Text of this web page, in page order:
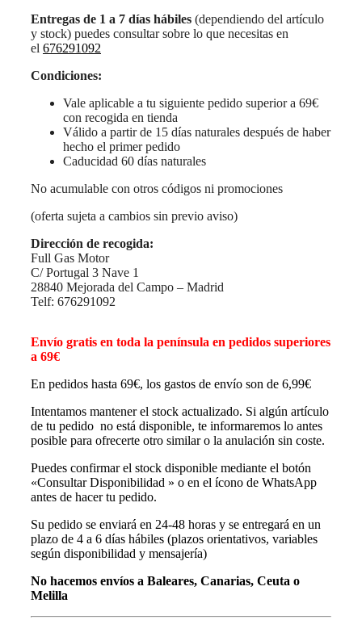
Entregas de 1 a 7 días hábiles (dependiendo del artículo
y stock) puedes consultar sobre lo que necesitas en
el 676291092
Condiciones:
Vale aplicable a tu siguiente pedido superior a 69€
con recogida en tienda
Válido a partir de 15 días naturales después de haber
hecho el primer pedido
Caducidad 60 días naturales
No acumulable con otros códigos ni promociones
(oferta sujeta a cambios sin previo aviso)
Dirección de recogida:
Full Gas Motor
C/ Portugal 3 Nave 1
28840 Mejorada del Campo – Madrid
Telf: 676291092
Envío gratis en toda la península en pedidos superiores
a 69€
En pedidos hasta 69€, los gastos de envío son de 6,99€
Intentamos mantener el stock actualizado. Si algún artículo
de tu pedido no está disponible, te informaremos lo antes
posible para ofrecerte otro similar o la anulación sin coste.
Puedes confirmar el stock disponible mediante el botón
«Consultar Disponibilidad » o en el ícono de WhatsApp
antes de hacer tu pedido.
Su pedido se enviará en 24-48 horas y se entregará en un
plazo de 4 a 6 días hábiles (plazos orientativos, variables
según disponibilidad y mensajería)
No hacemos envíos a Baleares, Canarias, Ceuta o
Melilla